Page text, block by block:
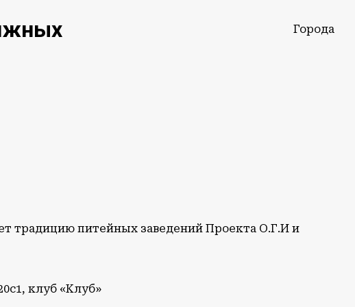
Города
традицию питейных заведений Проекта О.Г.И и
клуб «‎Клуб»‎